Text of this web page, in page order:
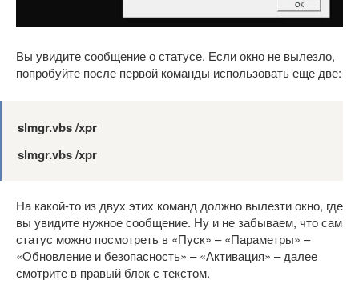
Вы увидите сообщение о статусе. Если окно не вылезло,
попробуйте после первой команды использовать еще две:
slmgr.vbs /xpr
slmgr.vbs /xpr
На какой-то из двух этих команд должно вылезти окно, где
вы увидите нужное сообщение. Ну и не забываем, что сам
статус можно посмотреть в «Пуск» – «Параметры» –
«Обновление и безопасность» – «Активация» – далее
смотрите в правый блок с текстом.